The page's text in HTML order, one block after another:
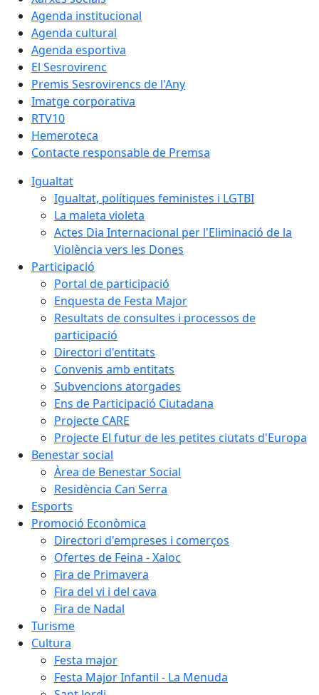
Agenda institucional
Agenda cultural
Agenda esportiva
El Sesrovirenc
Premis Sesrovirencs de l'Any
Imatge corporativa
RTV10
Hemeroteca
Contacte responsable de Premsa
Igualtat
Igualtat, polítiques feministes i LGTBI
La maleta violeta
Actes Dia Internacional per l'Eliminació de la
Violència vers les Dones
Participació
Portal de participació
Enquesta de Festa Major
Resultats de consultes i processos de
participació
Directori d'entitats
Convenis amb entitats
Subvencions atorgades
Ens de Participació Ciutadana
Projecte CARE
Projecte El futur de les petites ciutats d'Europa
Benestar social
Àrea de Benestar Social
Residència Can Serra
Esports
Promoció Econòmica
Directori d'empreses i comerços
Ofertes de Feina - Xaloc
Fira de Primavera
Fira del vi i del cava
Fira de Nadal
Turisme
Cultura
Festa major
Festa Major Infantil - La Menuda